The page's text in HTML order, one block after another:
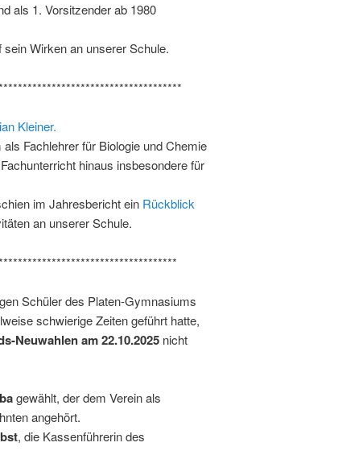
als 1. Vorsitzender ab 1980
Wirken an unserer Schule.
Kleiner.
Fachlehrer für Biologie und Chemie
hinaus insbesondere für
im Jahresbericht ein Rückblick
an unserer Schule.
Schüler des Platen-Gymnasiums
schwierige Zeiten geführt hatte,
Neuwahlen am 22.10.2025nicht
gewählt, der dem Verein als
angehört.
, die Kassenführerin des